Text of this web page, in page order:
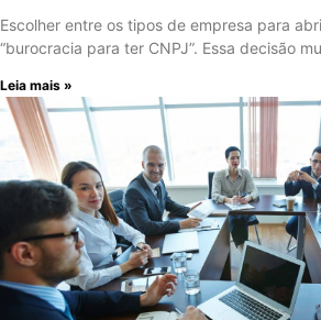
Escolher entre os tipos de empresa para
“burocracia para ter CNPJ”. Essa decisão
Leia mais »